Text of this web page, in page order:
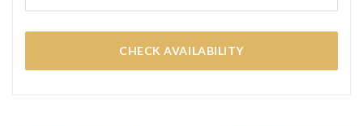
CHECK AVAILABILITY